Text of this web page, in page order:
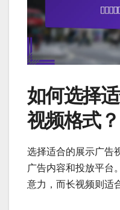
如何选择
视频格式？
选择适合的展示广告
广告内容和投放平台
意力，而长视频则适